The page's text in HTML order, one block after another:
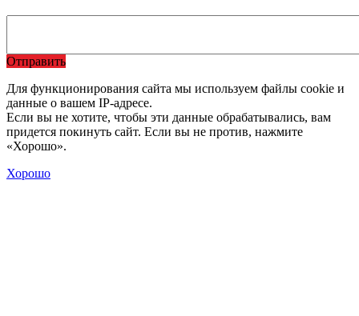
Отправить
Для функционирования сайта мы используем файлы cookie и
данные о вашем IP-адресе.
Если вы не хотите, чтобы эти данные обрабатывались, вам
придется покинуть сайт. Если вы не против, нажмите
«Хорошо».
Хорошо